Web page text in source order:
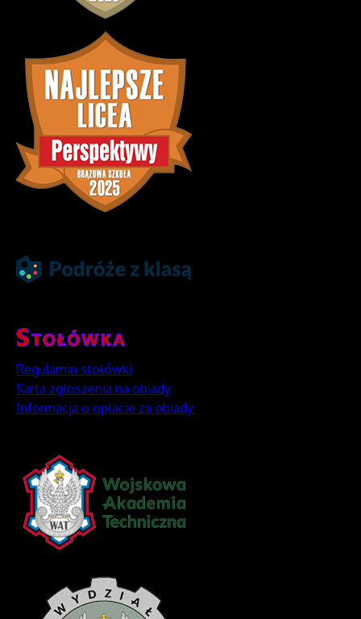
Regulamin stołówki
Karta zgłoszenia na obiady
Informacja o opłacie za obiady